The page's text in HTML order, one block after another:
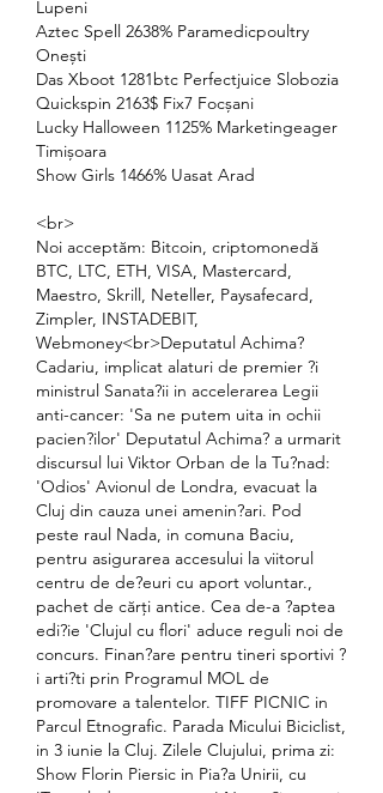
Lupeni
Aztec Spell 2638% Paramedicpoultry
Onești
Das Xboot 1281btc Perfectjuice Slobozia
Quickspin 2163$ Fix7 Focșani
Lucky Halloween 1125% Marketingeager
Timișoara
Show Girls 1466% Uasat Arad
<br>
Noi acceptăm: Bitcoin, criptomonedă
BTC, LTC, ETH, VISA, Mastercard,
Maestro, Skrill, Neteller, Paysafecard,
Zimpler, INSTADEBIT,
Webmoney<br>Deputatul Achima?
Cadariu, implicat alaturi de premier ?i
ministrul Sanata?ii in accelerarea Legii
anti-cancer: 'Sa ne putem uita in ochii
pacien?ilor' Deputatul Achima? a urmarit
discursul lui Viktor Orban de la Tu?nad:
'Odios' Avionul de Londra, evacuat la
Cluj din cauza unei amenin?ari. Pod
peste raul Nada, in comuna Baciu,
pentru asigurarea accesului la viitorul
centru de de?euri cu aport voluntar.,
pachet de cărți antice. Cea de-a ?aptea
edi?ie 'Clujul cu flori' aduce reguli noi de
concurs. Finan?are pentru tineri sportivi ?
i arti?ti prin Programul MOL de
promovare a talentelor. TIFF PICNIC in
Parcul Etnografic. Parada Micului Biciclist,
in 3 iunie la Cluj. Zilele Clujului, prima zi:
Show Florin Piersic in Pia?a Unirii, cu